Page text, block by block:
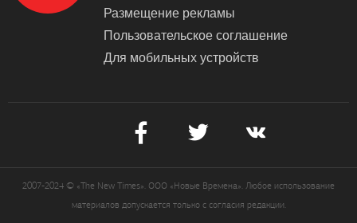
Размещение рекламы
Пользовательское соглашение
Для мобильных устройств
2007-2024 © «The New Times». ООО «Новые Времена». Любое использование
материалов допускается только с согласия редакции.